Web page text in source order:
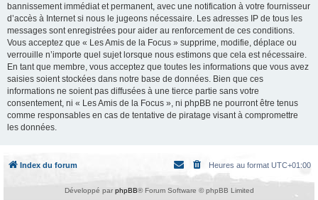
bannissement immédiat et permanent, avec une notification à votre fournisseur
d’accès à Internet si nous le jugeons nécessaire. Les adresses IP de tous les
messages sont enregistrées pour aider au renforcement de ces conditions.
Vous acceptez que « Les Amis de la Focus » supprime, modifie, déplace ou
verrouille n’importe quel sujet lorsque nous estimons que cela est nécessaire.
En tant que membre, vous acceptez que toutes les informations que vous avez
saisies soient stockées dans notre base de données. Bien que ces
informations ne soient pas diffusées à une tierce partie sans votre
consentement, ni « Les Amis de la Focus », ni phpBB ne pourront être tenus
comme responsables en cas de tentative de piratage visant à compromettre
les données.
Index du forum Heures au format UTC+01:00
Développé par phpBB® Forum Software © phpBB Limited